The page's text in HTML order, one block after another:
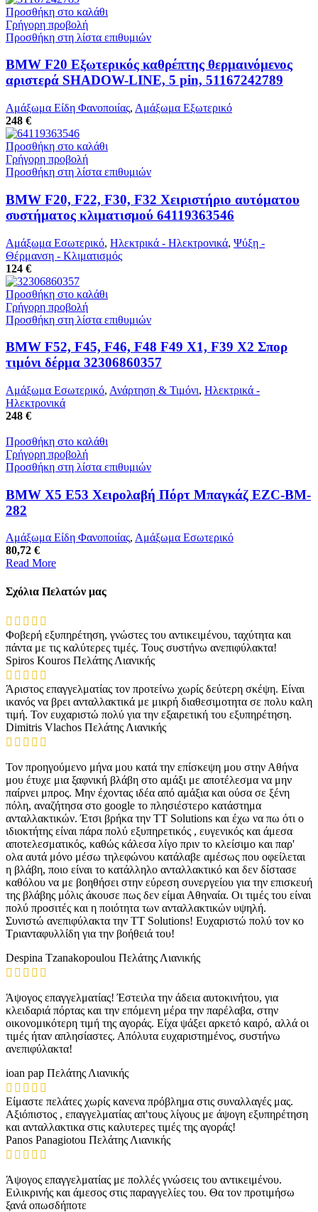
Προσθήκη στο καλάθι
Γρήγορη προβολή
Προσθήκη στη λίστα επιθυμιών
BMW F20 Εξωτερικός καθρέπτης θερμαινόμενος
αριστερά SHADOW-LINE, 5 pin, 51167242789
Αμάξωμα Είδη Φανοποιίας, Αμάξωμα Εξωτερικό
248 €
Προσθήκη στο καλάθι
Γρήγορη προβολή
Προσθήκη στη λίστα επιθυμιών
BMW F20, F22, F30, F32 Χειριστήριο αυτόματου
συστήματος κλιματισμού 64119363546
Αμάξωμα Εσωτερικό, Ηλεκτρικά - Ηλεκτρονικά, Ψύξη -
Θέρμανση - Κλιματισμός
124 €
Προσθήκη στο καλάθι
Γρήγορη προβολή
Προσθήκη στη λίστα επιθυμιών
BMW F52, F45, F46, F48 F49 X1, F39 X2 Σπορ
τιμόνι δέρμα 32306860357
Αμάξωμα Εσωτερικό, Ανάρτηση & Τιμόνι, Ηλεκτρικά -
Ηλεκτρονικά
248 €
Προσθήκη στο καλάθι
Γρήγορη προβολή
Προσθήκη στη λίστα επιθυμιών
BMW X5 E53 Χειρολαβή Πόρτ Μπαγκάζ EZC-BM-
282
Αμάξωμα Είδη Φανοποιίας, Αμάξωμα Εσωτερικό
80,72 €
Read More
Σχόλια Πελατών μας
Φοβερή εξυπηρέτηση, γνώστες του αντικειμένου, ταχύτητα και
πάντα με τις καλύτερες τιμές. Τους συστήνω ανεπιφύλακτα!
Spiros Kouros Πελάτης Λιανικής
Άριστος επαγγελματίας τον προτείνω χωρίς δεύτερη σκέψη. Είναι
ικανός να βρει ανταλλακτικά με μικρή διαθεσιμοτητα σε πολυ καλη
τιμή. Τον ευχαριστώ πολύ για την εξαιρετική του εξυπηρέτηση.
Dimitris Vlachos Πελάτης Λιανικής
Τον προηγούμενο μήνα μου κατά την επίσκεψη μου στην Αθήνα
μου έτυχε μια ξαφνική βλάβη στο αμάξι με αποτέλεσμα να μην
παίρνει μπρος. Μην έχοντας ιδέα από αμάξια και ούσα σε ξένη
πόλη, αναζήτησα στο google το πλησιέστερο κατάστημα
ανταλλακτικών. Έτσι βρήκα την TT Solutions και έχω να πω ότι ο
ιδιοκτήτης είναι πάρα πολύ εξυπηρετικός , ευγενικός και άμεσα
αποτελεσματικός, καθώς κάλεσα λίγο πριν το κλείσιμο και παρ'
ολα αυτά μόνο μέσω τηλεφώνου κατάλαβε αμέσως που οφείλεται
η βλάβη, ποιο είναι το κατάλληλο ανταλλακτικό και δεν δίστασε
καθόλου να με βοηθήσει στην εύρεση συνεργείου για την επισκευή
της βλάβης μόλις άκουσε πως δεν είμαι Αθηναία. Οι τιμές του είναι
πολύ προσιτές και η ποιότητα των ανταλλακτικών υψηλή.
Συνιστώ ανεπιφύλακτα την TT Solutions! Ευχαριστώ πολύ τον κο
Τριανταφυλλίδη για την βοήθειά του!
Despina Tzanakopoulou Πελάτης Λιανικής
Άψογος επαγγελματίας! Έστειλα την άδεια αυτοκινήτου, για
κλειδαριά πόρτας και την επόμενη μέρα την παρέλαβα, στην
οικονομικότερη τιμή της αγοράς. Είχα ψάξει αρκετό καιρό, αλλά οι
τιμές ήταν απλησίαστες. Απόλυτα ευχαριστημένος, συστήνω
ανεπιφύλακτα!
ioan pap Πελάτης Λιανικής
Είμαστε πελάτες χωρίς κανενα πρόβλημα στις συναλλαγές μας.
Αξιόπιστος , επαγγελματίας απ'τους λίγους με άψογη εξυπηρέτηση
και ανταλλακτικα στις καλυτερες τιμές της αγοράς!
Panos Panagiotou Πελάτης Λιανικής
Άψογος επαγγελματίας με πολλές γνώσεις του αντικειμένου.
Ειλικρινής και άμεσος στις παραγγελίες του. Θα τον προτιμήσω
ξανά οπωσδήποτε